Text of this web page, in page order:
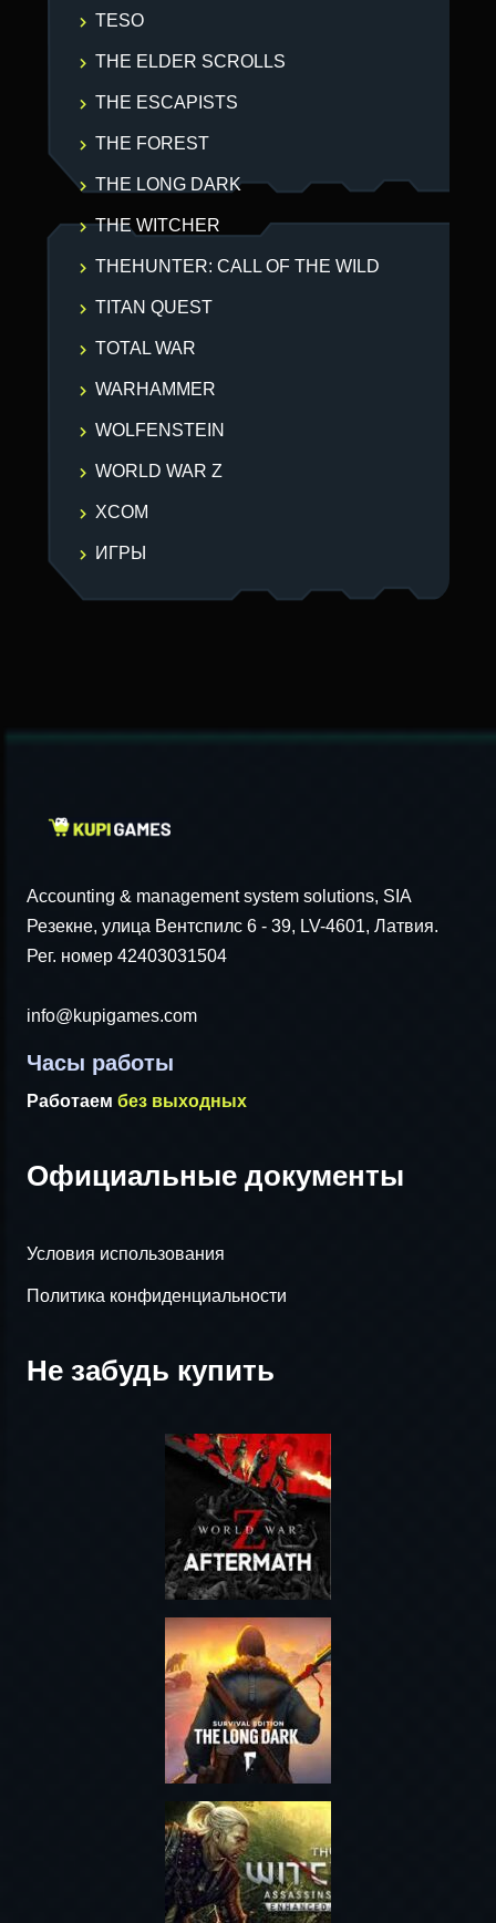
TESO
THE ELDER SCROLLS
THE ESCAPISTS
THE FOREST
THE LONG DARK
THE WITCHER
THEHUNTER: CALL OF THE WILD
TITAN QUEST
TOTAL WAR
WARHAMMER
WOLFENSTEIN
WORLD WAR Z
XCOM
ИГРЫ
Accounting & management system solutions, SIA
Резекне, улица Вентспилс 6 - 39, LV-4601, Латвия.
Рег. номер 42403031504
info@kupigames.com
Часы работы
Работаем без выходных
Официальные документы
Условия использования
Политика конфиденциальности
Не забудь купить